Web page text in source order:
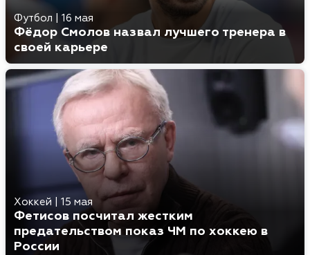
Футбол 16 мая
Фёдор Смолов назвал лучшего тренера в
своей карьере
Хоккей 15 мая
Фетисов посчитал жестким
предательством показ ЧМ по хоккею в
России